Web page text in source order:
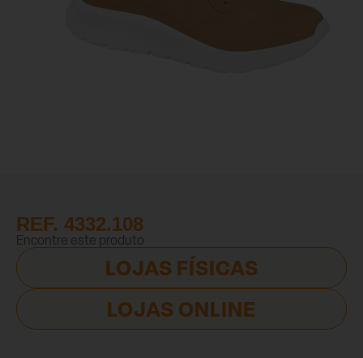
REF. 4332.108
Encontre este produto
LOJAS FÍSICAS
LOJAS ONLINE